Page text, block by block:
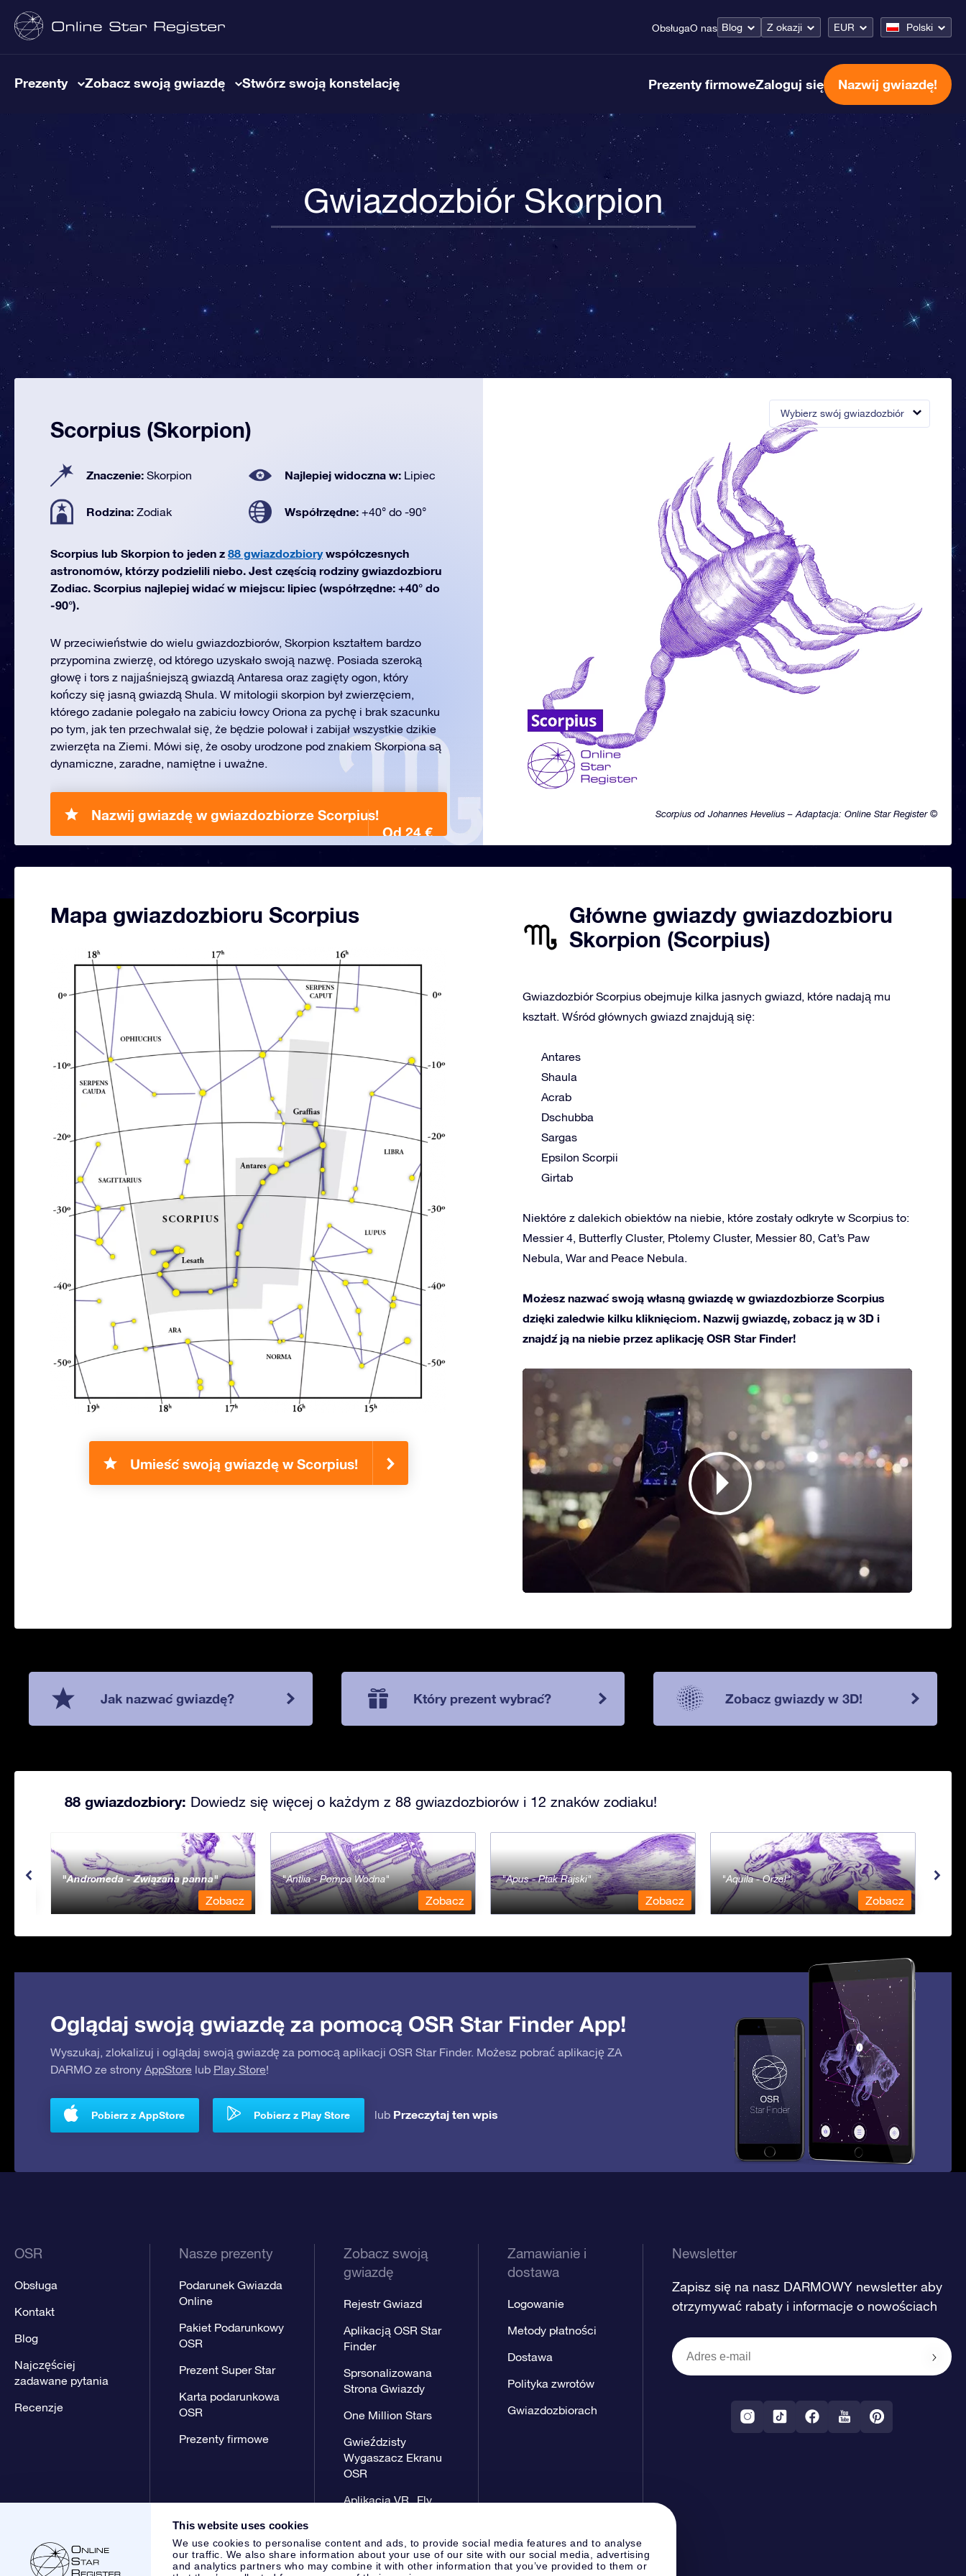
This website uses cookies
We use cookies to personalise content and ads, to provide social media features and to analyse
our traffic. We also share information about your use of our site with our social media, advertising
and analytics partners who may combine it with other information that you’ve provided to them or
ObsługaO nas Blog Z okazji EUR Polski
Prezenty Zobacz swoją gwiazdę Stwórz swoją konstelację Prezenty firmoweZaloguj się Nazwij gwiazdę!
Gwiazdozbiór Skorpion
Wybierz swój gwiazdozbiór
Scorpius od Johannes Hevelius – Adaptacja: Online Star Register ©
Scorpius (Skorpion)
Znaczenie: Skorpion Najlepiej widoczna w: Lipiec
Rodzina: Zodiak Współrzędne: +40° do -90°
Scorpius lub Skorpion to jeden z 88 gwiazdozbiorywspółczesnych
astronomów, którzy podzielili niebo. Jest częścią rodziny gwiazdozbioru
Zodiac. Scorpius najlepiej widać w miejscu: lipiec (współrzędne: +40° do
-90°).
W przeciwieństwie do wielu gwiazdozbiorów, Skorpion kształtem bardzo
przypomina zwierzę, od którego uzyskało swoją nazwę. Posiada szeroką
głowę i tors z najjaśniejszą gwiazdą Antaresa oraz zagięty ogon, który
kończy się jasną gwiazdą Shula. W mitologii skorpion był zwierzęciem,
którego zadanie polegało na zabiciu łowcy Oriona za pychę i brak szacunku
po tym, jak ten przechwalał się, że będzie polował i zabijał wszystkie dzikie
zwierzęta na Ziemi. Mówi się, że osoby urodzone pod znakiem Skorpiona są
dynamiczne, zaradne, namiętne i uważne.
Nazwij gwiazdę w gwiazdozbiorze Scorpius!
Od 24 €
Mapa gwiazdozbioru Scorpius
Umieść swoją gwiazdę w Scorpius!
Główne gwiazdy gwiazdozbioru
Skorpion (Scorpius)
Gwiazdozbiór Scorpius obejmuje kilka jasnych gwiazd, które nadają mu
kształt. Wśród głównych gwiazd znajdują się:
Antares
Shaula
Acrab
Dschubba
Sargas
Epsilon Scorpii
Girtab
Niektóre z dalekich obiektów na niebie, które zostały odkryte w Scorpius to:
Messier 4, Butterfly Cluster, Ptolemy Cluster, Messier 80, Cat’s Paw
Nebula, War and Peace Nebula.
Możesz nazwać swoją własną gwiazdę w gwiazdozbiorze Scorpius
dzięki zaledwie kilku kliknięciom. Nazwij gwiazdę, zobacz ją w 3D i
znajdź ją na niebie przez aplikację OSR Star Finder!
Jak nazwać gwiazdę? Który prezent wybrać? Zobacz gwiazdy w 3D!
88 gwiazdozbiory: Dowiedz się więcej o każdym z 88 gwiazdozbiorów i 12 znaków zodiaku!
Andromeda - Związana panna
Zobacz
Antlia - Pompa Wodna
Zobacz
Apus - Ptak Rajski
Zobacz
Aquila - Orzeł
Zobacz
Oglądaj swoją gwiazdę za pomocą OSR Star Finder App!
Wyszukaj, zlokalizuj i oglądaj swoją gwiazdę za pomocą aplikacji OSR Star Finder. Możesz pobrać aplikację ZA
DARMO ze strony AppStore lub Play Store!
Pobierz z AppStore Pobierz z Play Store lub Przeczytaj ten wpis
OSR
Obsługa
Kontakt
Blog
Najczęściej
zadawane pytania
Recenzje
Nasze prezenty
Podarunek Gwiazda
Online
Pakiet Podarunkowy
OSR
Prezent Super Star
Karta podarunkowa
OSR
Prezenty firmowe
Zobacz swoją
gwiazdę
Rejestr Gwiazd
Aplikacją OSR Star
Finder
Sprsonalizowana
Strona Gwiazdy
One Million Stars
Gwieździsty
Wygaszacz Ekranu
OSR
Aplikacja VR „Fly
Zamawianie i
dostawa
Logowanie
Metody płatności
Dostawa
Polityka zwrotów
Gwiazdozbiorach
Newsletter
Zapisz się na nasz DARMOWY newsletter aby
otrzymywać rabaty i informacje o nowościach